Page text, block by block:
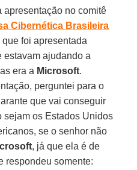
apresentação no comitê
Cibernética Brasileira
que foi apresentada
estavam ajudando a
era a Microsoft.
perguntei para o
que vai conseguir
sejam os Estados Unidos
se o senhor não
, já que ela é de
respondeu somente: